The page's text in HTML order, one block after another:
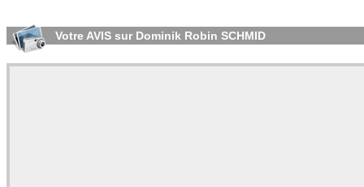
Votre AVIS sur Dominik Robin SCHMID